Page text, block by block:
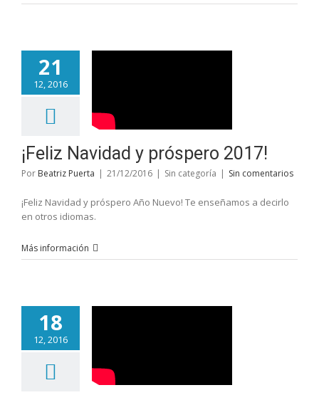
21
12, 2016
¡Feliz Navidad y próspero 2017!
Por Beatriz Puerta | 21/12/2016 | Sin categoría | Sin comentarios
¡Feliz Navidad y próspero Año Nuevo! Te enseñamos a decirlo
en otros idiomas.
Más información
18
12, 2016